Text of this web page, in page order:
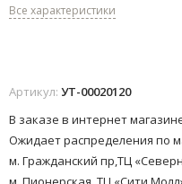
Все характеристики
Артикул: УТ-00020120
В заказе в интернет
Ожидает распределения по
м. Гражданский пр,ТЦ